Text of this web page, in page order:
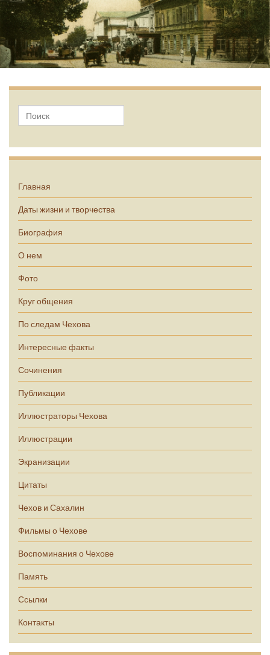
Главная
Даты жизни и творчества
Биография
О нем
Фото
Круг общения
По следам Чехова
Интересные факты
Сочинения
Публикации
Иллюстраторы Чехова
Иллюстрации
Экранизации
Цитаты
Чехов и Сахалин
Фильмы о Чехове
Воспоминания о Чехове
Память
Ссылки
Контакты